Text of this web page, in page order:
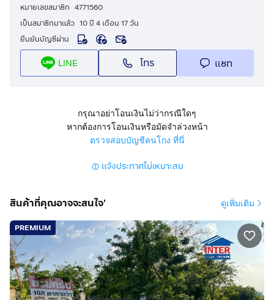
ใกล้ห้างโลตัส เตาปูน ใกล้SCG สำนักงานใหญ่ ใกล้โรง
พยาบาลเกษมราษฏร์ ประชาชื่น
ที่ดิน+บ้าน 3.5 ชั้น ซอยประชาชื่น4 แยก1-10 (ซอยน้อมจิต)
ถนนประชาชื่น ถนนริมคลองประปา แขวงบางซื่อ เขตบางซื่อ
กรุงเทพมหานคร
สูง 3.5 ชั้น มีที่จอดรถ 12 คัน มุ้งลวด เหล็กดัด ม่าน สนาม
ประมาณ 600 ตารางเมตร
เข้าซอยน้อมจิตประมาณ 300 เมตร
ทำเลดีสถานที่ใกล้เคียง
แปลงสวย ขนาด 20*43 เมตร ใกล้ห้างโลตัส เตาปูน
ใกล้SCG สำนักงานใหญ่ ใกล้โรงพยาบาลเกษมราษฏร์
ประชาชื่น
หมายเลขสมาชิก 4771560
เป็นสมาชิกมาแล้ว 10 ปี 4 เดือน 17 วัน
ยืนยันบัญชีผ่าน
LINE โทร แชท
กรุณาอย่าโอนเงินไม่ว่ากรณีใดๆ
หากต้องการโอนเงินหรือมัดจำล่วงหน้า
ตรวจสอบบัญชีคนโกง ที่นี่
แจ้งประกาศไม่เหมาะสม
สินค้าที่คุณอาจจะสนใจ' ดูเพิ่มเติม
PREMIUM